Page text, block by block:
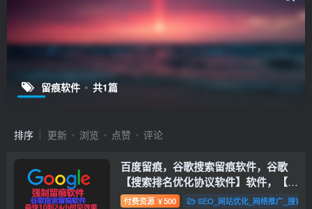
留痕软件 共1篇
排序 更新 浏览 点赞 评论
百度留痕，谷歌搜索留痕软件，谷歌
【搜索排名优化协议软件】软件，【脸
书】【油管】【facebook】
付费资源 ￥500 SEO_网站优化_网络推广_搜索